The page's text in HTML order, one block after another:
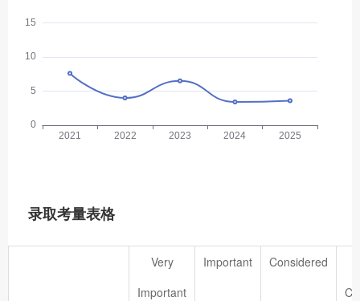
录取考量表格
Very
Important
Important
Considered